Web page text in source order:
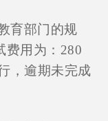
育部门的规
费用为：280
，逾期未完成